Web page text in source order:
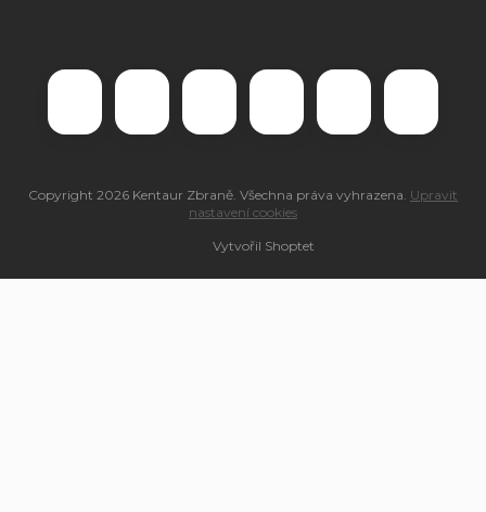
Vytvořil Shoptet
Copyright 2026 Kentaur Zbraně . Všechna práva vyhrazena. Upravit
nastavení cookies